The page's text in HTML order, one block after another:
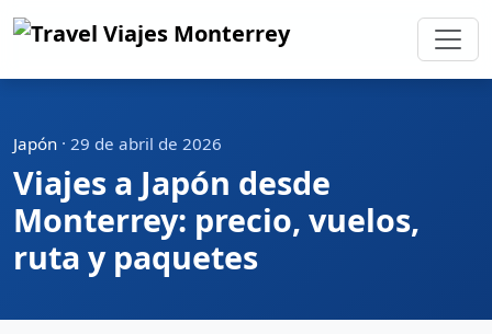
Japón · 29 de abril de 2026
Viajes a Japón desde
Monterrey: precio, vuelos,
ruta y paquetes